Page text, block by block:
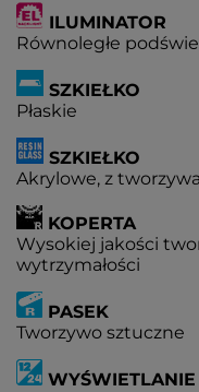
ILUMINATOR
Równoległe
SZKIEŁKO
Płaskie
SZKIEŁKO
Akrylowe, z
KOPERTA
Wysokiej jakości
wytrzymałości
PASEK
Tworzywo sztuczne